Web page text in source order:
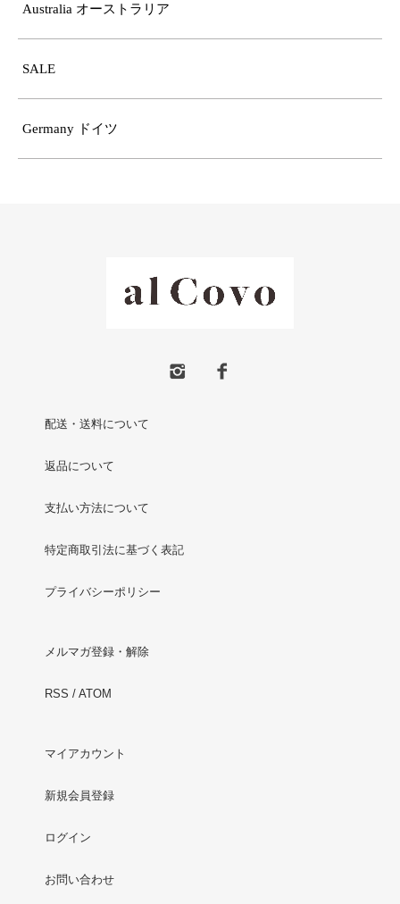
Australia オーストラリア
SALE
Germany ドイツ
配送・送料について
返品について
支払い方法について
特定商取引法に基づく表記
プライバシーポリシー
メルマガ登録・解除
RSS / ATOM
マイアカウント
新規会員登録
ログイン
お問い合わせ